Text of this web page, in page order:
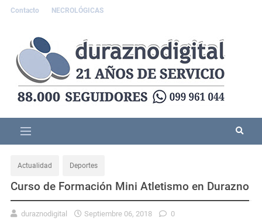
Contacto NECROLÓGICAS
Actualidad Deportes
Curso de Formación Mini Atletismo en Durazno
duraznodigital Septiembre 06, 2018 0